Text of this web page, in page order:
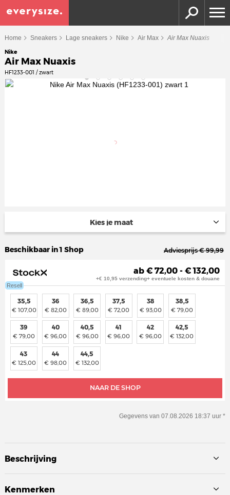
Home Sneakers Lage sneakers Nike Air Max Air Max Nuaxis
Nike
Air Max Nuaxis
HF1233-001 / zwart
Kies je maat
Beschikbaar in 1 Shop Adviesprijs € 99,99
Resell
ab € 72,00 - € 132,00
+€ 10,95 verzending+ eventuele kosten & douane
NAAR DE SHOP
35,5
€ 107,00
36
€ 82,00
36,5
€ 89,00
37,5
€ 72,00
38
€ 93,00
38,5
€ 79,00
39
€ 79,00
40
€ 96,00
40,5
€ 96,00
41
€ 96,00
42
€ 96,00
42,5
€ 132,00
43
€ 125,00
44
€ 98,00
44,5
€ 132,00
Gegevens van 07.08.2026 18:37 uur *
Beschrijving
Kenmerken